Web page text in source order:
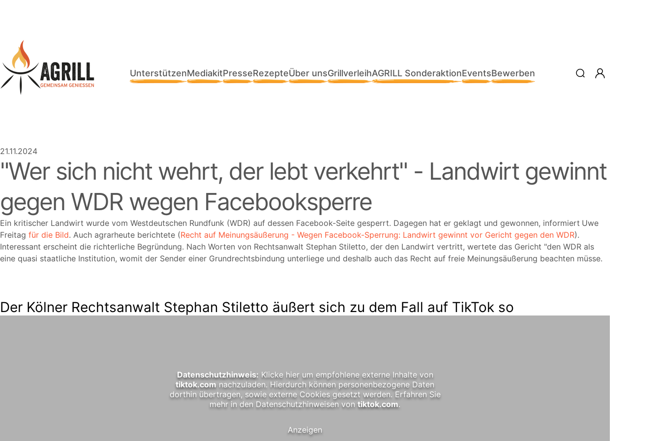
UnterstützenMediakitPresseRezepteÜber unsGrillverleihAGRILL SonderaktionEventsBewerben
21.11.2024
Wer sich nicht wehrt, der lebt verkehrt - Landwirt gewinnt
gegen WDR wegen Facebooksperre
Ein kritischer Landwirt wurde vom Westdeutschen Rundfunk (WDR) auf dessen Facebook-Seite gesperrt. Dagegen hat er geklagt und gewonnen, informiert Uwe
Freitag für die Bild. Auch agrarheute berichtete (Recht auf Meinungsäußerung - Wegen Facebook-Sperrung: Landwirt gewinnt vor Gericht gegen den WDR).
Interessant erscheint die richterliche Begründung. Nach Worten von Rechtsanwalt Stephan Stiletto, der den Landwirt vertritt, wertete das Gericht "den WDR als
eine quasi staatliche Institution, womit der Sender einer Grundrechtsbindung unterliege und deshalb auch das Recht auf freie Meinungsäußerung beachten müsse.
Der Kölner Rechtsanwalt Stephan Stiletto äußert sich zu dem Fall auf TikTok so
Datenschutzhinweis: Klicke hier um empfohlene externe Inhalte von
tiktok.com nachzuladen. Hierdurch können personenbezogene Daten
dorthin übertragen, sowie externe Cookies gesetzt werden. Erfahren Sie
mehr in den Datenschutzhinweisen von tiktok.com.
Anzeigen